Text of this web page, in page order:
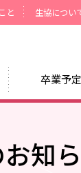
活協同組合
と 生協につい
卒業予
知